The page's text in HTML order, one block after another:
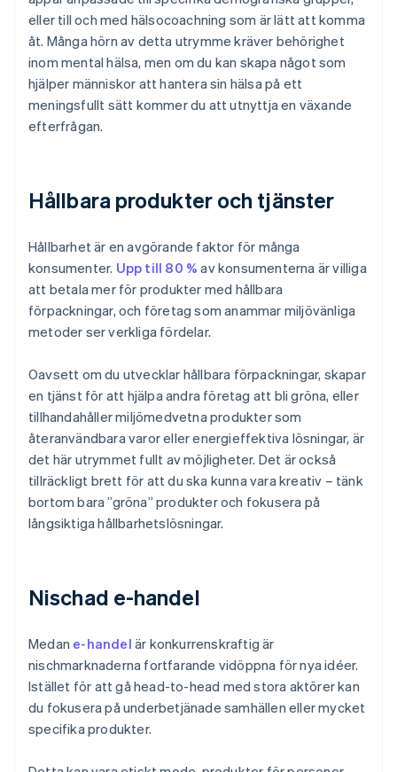
eller till och med hälsocoachning som är lätt att komma
åt. Många hörn av detta utrymme kräver behörighet
inom mental hälsa, men om du kan skapa något som
hjälper människor att hantera sin hälsa på ett
meningsfullt sätt kommer du att utnyttja en växande
efterfrågan.
Hållbara produkter och tjänster
Hållbarhet är en avgörande faktor för många
konsumenter. Upp till 80 % av konsumenterna är villiga
att betala mer för produkter med hållbara
förpackningar, och företag som anammar miljövänliga
metoder ser verkliga fördelar.
Oavsett om du utvecklar hållbara förpackningar, skapar
en tjänst för att hjälpa andra företag att bli gröna, eller
tillhandahåller miljömedvetna produkter som
återanvändbara varor eller energieffektiva lösningar, är
det här utrymmet fullt av möjligheter. Det är också
tillräckligt brett för att du ska kunna vara kreativ – tänk
bortom bara ”gröna” produkter och fokusera på
långsiktiga hållbarhetslösningar.
Nischad e-handel
Medan e-handel är konkurrenskraftig är
nischmarknaderna fortfarande vidöppna för nya idéer.
Istället för att gå head-to-head med stora aktörer kan
du fokusera på underbetjänade samhällen eller mycket
specifika produkter.